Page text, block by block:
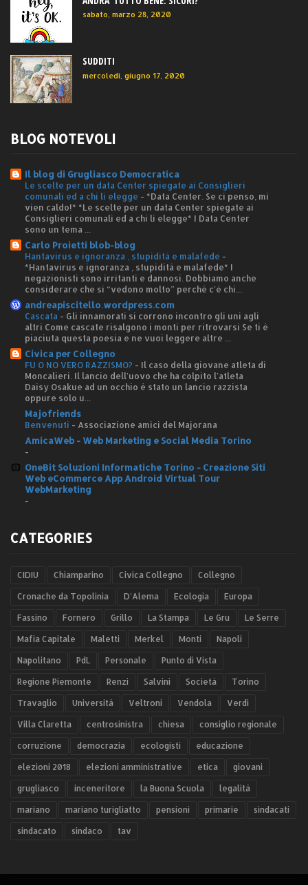
sabato, marzo 28, 2020
SUDDITI
mercoledì, giugno 17, 2020
BLOG NOTEVOLI
Il blog di Grugliasco Democratica
Le scelte per un data Center spiegate ai Consiglieri
comunali ed a chi li elegge - *Data Center. Se ci penso, mi
vien caldo!* *Le scelte per un data Center spiegate ai
Consiglieri comunali ed a chi li elegge* I Data Center
sono un tema ...
Carlo Proietti blob-blog
Hantavirus e ignoranza , stupidità e malafede -
*Hantavirus e ignoranza , stupidità e malafede* I
negazionisti sono irritanti e dannosi. Dobbiamo anche
considerare che si “vedono molto” perché c'è chi...
andreapiscitello.wordpress.com
Cascata - Gli innamorati si corrono incontro gli uni agli
altri Come cascate risalgono i monti per ritrovarsi Se ti è
piaciuta questa poesia e ne vuoi leggere altre ...
Civica per Collegno
FU O NO VERO RAZZISMO? - Il caso della giovane atleta di
Moncalieri. Il lancio dell'uovo che ha colpito l'atleta
Daisy Osakue ad un occhio è stato un lancio razzista
oppure solo u...
Majofriends
Benvenuti - Associazione amici del Majorana
AmicaWeb - Web Marketing e Social Media Torino
-
OneBit Soluzioni Informatiche Torino - Creazione Siti
Web eCommerce App Android Virtual Tour
WebMarketing
-
CATEGORIES
CIDIU Chiamparino Civica Collegno Collegno
Cronache da Topolinia D'Alema Ecologia Europa
Fassino Fornero Grillo La Stampa Le Gru Le Serre
Mafia Capitale Maletti Merkel Monti Napoli
Napolitano PdL Personale Punto di Vista
Regione Piemonte Renzi Salvini Società Torino
Travaglio Università Veltroni Vendola Verdi
Villa Claretta centrosinistra chiesa consiglio regionale
corruzione democrazia ecologisti educazione
elezioni 2018 elezioni amministrative etica giovani
grugliasco inceneritore la Buona Scuola legalità
mariano mariano turigliatto pensioni primarie sindacati
sindacato sindaco tav